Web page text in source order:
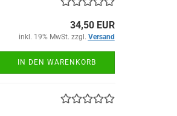
34,50 EUR
inkl. 19% MwSt. zzgl. Versand
IN DEN WARENKORB